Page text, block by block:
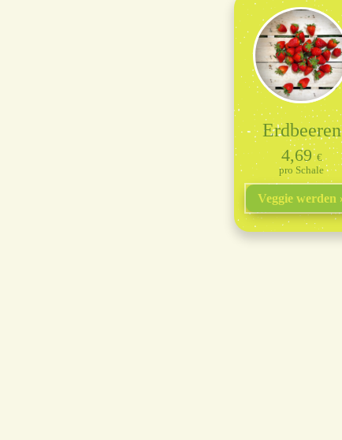
Erdbeeren
4,69€
Schale
Veggie werden